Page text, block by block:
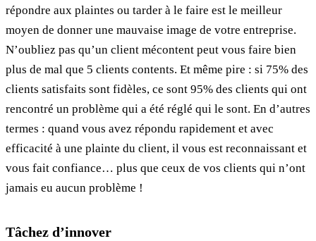
répondre aux plaintes ou tarder à le faire est le meilleur
moyen de donner une mauvaise image de votre entreprise.
N’oubliez pas qu’un client mécontent peut vous faire bien
plus de mal que 5 clients contents. Et même pire : si 75% des
clients satisfaits sont fidèles, ce sont 95% des clients qui ont
rencontré un problème qui a été réglé qui le sont. En d’autres
termes : quand vous avez répondu rapidement et avec
efficacité à une plainte du client, il vous est reconnaissant et
vous fait confiance… plus que ceux de vos clients qui n’ont
jamais eu aucun problème !
Tâchez d’innover